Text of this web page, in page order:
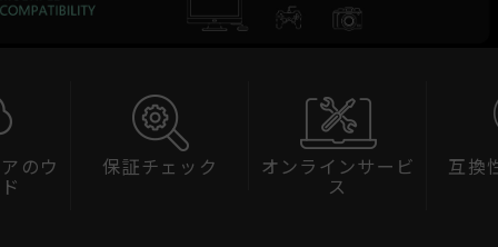
のウ
保証チェック
オンラインサービ
ス
互換